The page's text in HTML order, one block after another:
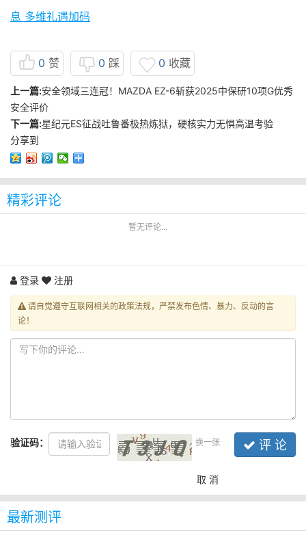
息 多维礼遇加码
0 赞 0 踩 0 收藏
上一篇:安全领域三连冠！MAZDA EZ-6斩获2025中保研10项G优秀
安全评价
下一篇:星纪元ES征战吐鲁番极热炼狱，硬核实力无惧高温考验
分享到
精彩评论
暂无评论...
登录 注册
请自觉遵守互联网相关的政策法规，严禁发布色情、暴力、反动的言
论！
验证码： 换一张 评 论
取 消
最新测评